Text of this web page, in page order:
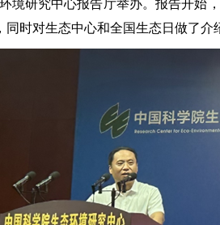
境研究中心报告厅举办。报告开始
时对生态中心和全国生态日做了介